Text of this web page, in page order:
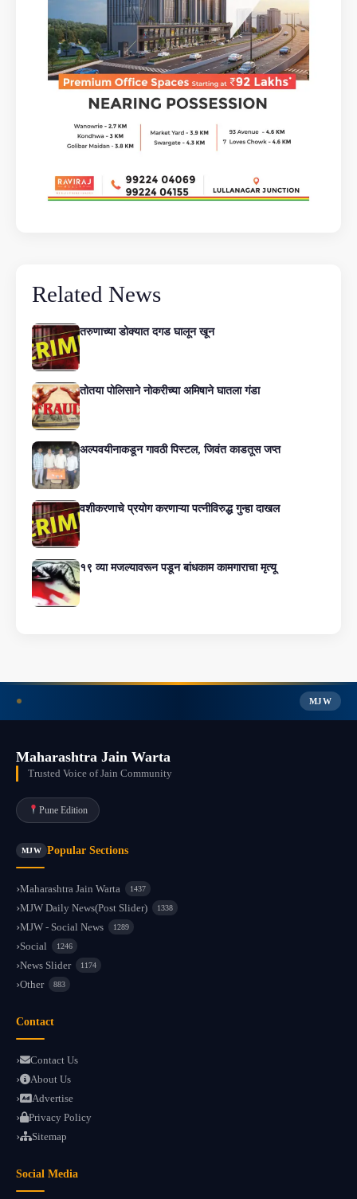
Related News
तरुणाच्या डोक्यात दगड घालून खून
तोतया पोलिसाने नोकरीच्या अमिषाने घातला गंडा
अल्पवयीनाकडून गावठी पिस्टल, जिवंत काडतूस जप्त
वशीकरणाचे प्रयोग करणाऱ्या पत्नीविरुद्ध गुन्हा दाखल
१९ व्या मजल्यावरून पडून बांधकाम कामगाराचा मृत्यू
MJW
Maharashtra Jain Warta
Trusted Voice of Jain Community
Pune Edition
MJW Popular Sections
Maharashtra Jain Warta 1437
MJW Daily News(Post Slider) 1338
MJW - Social News 1289
Social 1246
News Slider 1174
Other 883
Contact
Contact Us
About Us
Advertise
Privacy Policy
Sitemap
Social Media